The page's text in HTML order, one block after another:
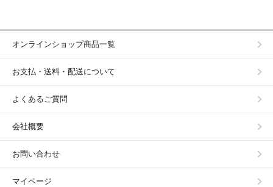
オンラインショップ商品一覧
お支払・送料・配送について
よくあるご質問
会社概要
お問い合わせ
マイページ